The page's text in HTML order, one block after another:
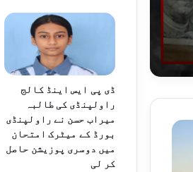
ڈی پی ایس اینڈ کالج
راولپنڈی کی طالبہ
میراب حسن نے راولپنڈی
بورڈ کے میٹرک امتحان
میں دوسری پوزیشن حاصل
کر لی